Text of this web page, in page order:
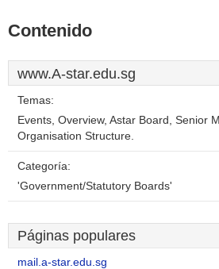
Contenido
www.A-star.edu.sg
Temas:
Events, Overview, Astar Board, Senior
Organisation Structure.
Categoría:
'Government/Statutory Boards'
Páginas populares
mail.a-star.edu.sg